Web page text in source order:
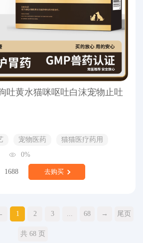
吐黄水猫咪呕吐白沫宠物止吐
宠物医药
猫猫医疗药用
0%
1688 去购买
1 2 3 ... 68 → 尾页
共 68 页